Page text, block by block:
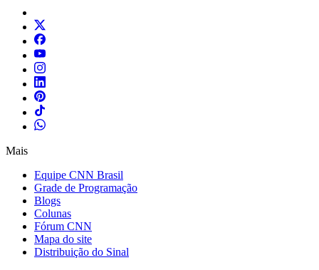
Mais
Equipe CNN Brasil
Grade de Programação
Blogs
Colunas
Fórum CNN
Mapa do site
Distribuição do Sinal